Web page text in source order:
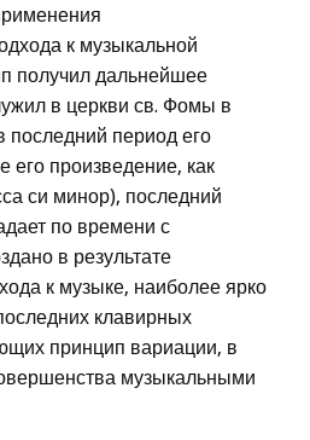
к музыкальной
получил дальнейшее
в церкви св. Фомы в
последний период его
его произведение, как
си минор), последний
по времени с
в результате
к музыке, наиболее ярко
клавирных
принцип вариации, в
музыкальными